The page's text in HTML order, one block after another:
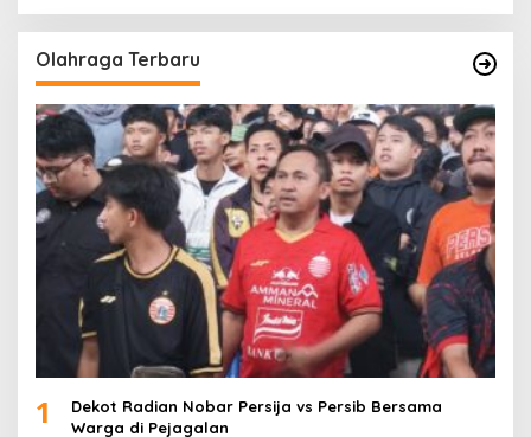
Olahraga Terbaru
1
Dekot Radian Nobar Persija vs Persib Bersama
Warga di Pejagalan